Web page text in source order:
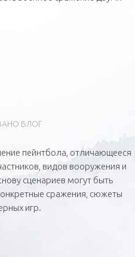
БЛОГ
пейнтбола, отличающееся
видов вооружения и
сценариев могут быть
сражения, сюжеты
игр.